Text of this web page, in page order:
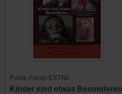
Publik-Forum EXTRA
Kinder sind etwas Besonderes